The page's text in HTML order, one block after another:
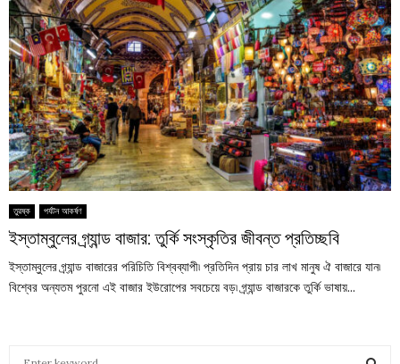
তুরষ্ক পর্যটন আকর্ষণ
ইস্তাম্বুলের গ্র্যান্ড বাজার: তুর্কি সংস্কৃতির জীবন্ত প্রতিচ্ছবি
ইস্তাম্বুলের গ্র্যান্ড বাজারের পরিচিতি বিশ্বব্যাপী৷ প্রতিদিন প্রায় চার লাখ মানুষ ঐ বাজারে যান৷
বিশ্বের অন্যতম পুরনো এই বাজার ইউরোপের সবচেয়ে বড়৷ গ্র্যান্ড বাজারকে তুর্কি ভাষায়...